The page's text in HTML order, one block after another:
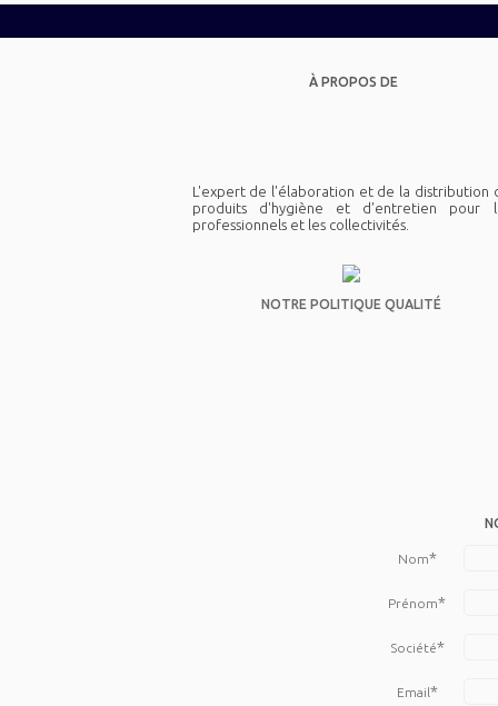
À PROPOS DE
L'expert de l'élaboration et de la distribution
produits d'hygiène et d'entretien pour
professionnels et les collectivités.
NOTRE POLITIQUE QUALITÉ
Nom*
Prénom*
Société*
Email*